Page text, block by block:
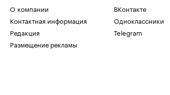
О компании
Контактная информация
Редакция
Размещение рекламы
ВКонтакте
Одноклассники
Telegram